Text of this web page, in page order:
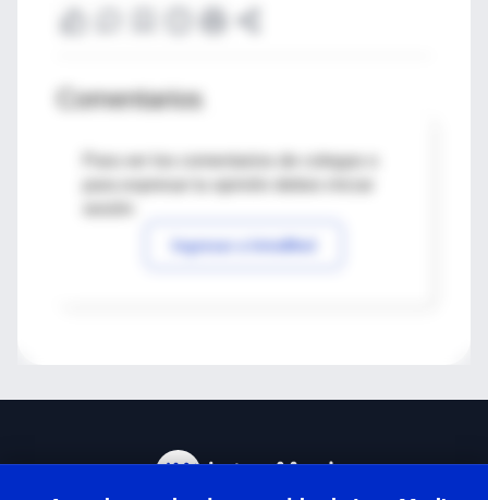
Comentarios
Para ver los comentarios de colegas o
Ingresar a IntraMed